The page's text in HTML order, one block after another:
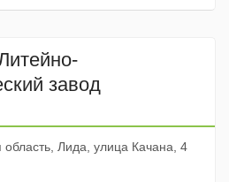
завод
область, Лида, улица Качана, 4